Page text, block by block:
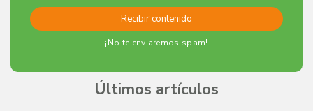
¡No te enviaremos spam!
Últimos artículos